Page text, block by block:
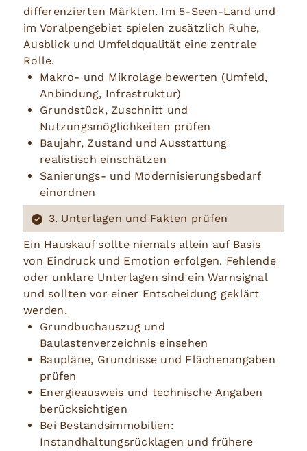
differenzierten Märkten. Im 5-Seen-Land und
im Voralpengebiet spielen zusätzlich Ruhe,
Ausblick und Umfeldqualität eine zentrale
Rolle.
Makro- und Mikrolage bewerten (Umfeld,
Anbindung, Infrastruktur)
Grundstück, Zuschnitt und
Nutzungsmöglichkeiten prüfen
Baujahr, Zustand und Ausstattung
realistisch einschätzen
Sanierungs- und Modernisierungsbedarf
einordnen
3. Unterlagen und Fakten prüfen
Ein Hauskauf sollte niemals allein auf Basis
von Eindruck und Emotion erfolgen. Fehlende
oder unklare Unterlagen sind ein Warnsignal
und sollten vor einer Entscheidung geklärt
werden.
Grundbuchauszug und
Baulastenverzeichnis einsehen
Baupläne, Grundrisse und Flächenangaben
prüfen
Energieausweis und technische Angaben
berücksichtigen
Bei Bestandsimmobilien:
Instandhaltungsrücklagen und frühere